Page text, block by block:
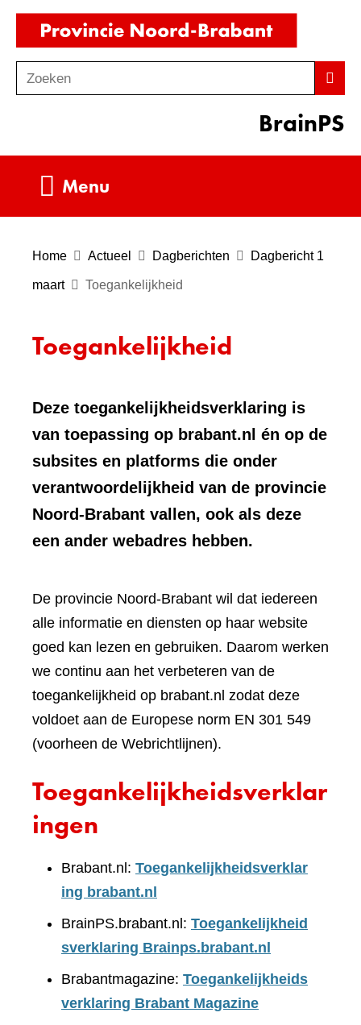
Ga
de
inhoud
o
Zoeken
BrainPS
Menu
Home Actueel Dagberichten Dagbericht 1
maart Toegankelijkheid
Toegankelijkheid
Deze toegankelijkheidsverklaring is
van toepassing op brabant.nl én op de
subsites en platforms die onder
verantwoordelijkheid van de provincie
Noord-Brabant vallen, ook als deze
een ander webadres hebben.
De provincie Noord-Brabant wil dat iedereen
alle informatie en diensten op haar website
goed kan lezen en gebruiken. Daarom werken
we continu aan het verbeteren van de
toegankelijkheid op brabant.nl zodat deze
voldoet aan de Europese norm EN 301 549
(voorheen de Webrichtlijnen).
Toegankelijkheidsverklar
ingen
Brabant.nl: Toegankelijkheidsverklar
ing brabant.nl
BrainPS.brabant.nl: Toegankelijkheid
sverklaring Brainps.brabant.nl
Brabantmagazine: Toegankelijkheids
verklaring Brabant Magazine